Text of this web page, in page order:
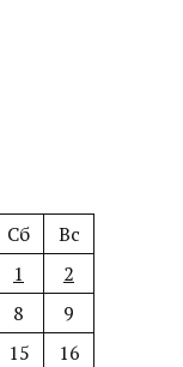
Сб
Вс
1
2
8
9
15
16